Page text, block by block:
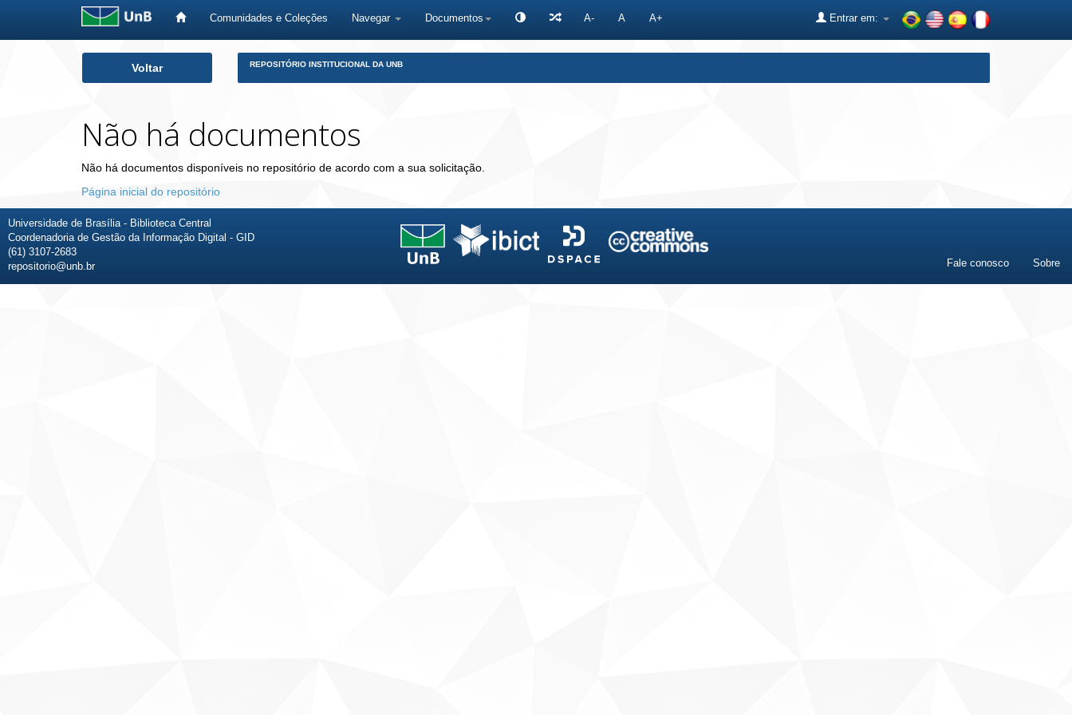
Comunidades e Coleções Navegar Documentos A- A A+ Entrar em:
Voltar REPOSITÓRIO INSTITUCIONAL DA UNB
Não há documentos
Não há documentos disponíveis no repositório de acordo com a sua solicitação.
Página inicial do repositório
Universidade de Brasília - Biblioteca Central
Coordenadoria de Gestão da Informação Digital - GID
(61) 3107-2683
repositorio@unb.br
Fale conosco Sobre